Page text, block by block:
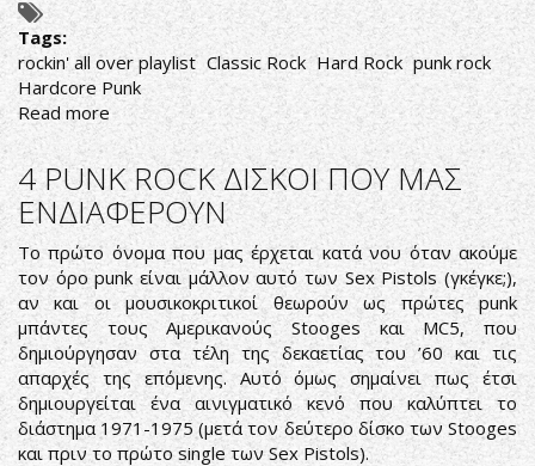
Tags:
rockin' all over playlist Classic Rock Hard Rock punk rock
Hardcore Punk
Read moreabout
ROCKIN'
ALL
OVER
RADIO
SHOW
12/11/18
PLAYLIST
4 PUNK ROCK ΔΙΣΚΟΙ ΠΟΥ ΜΑΣ
ΕΝΔΙΑΦΕΡΟΥΝ
Το πρώτο όνομα που μας έρχεται κατά νου όταν ακούμε
τον όρο punk είναι μάλλον αυτό των Sex Pistols (γκέγκε;),
αν και οι μουσικοκριτικοί θεωρούν ως πρώτες punk
μπάντες τους Αμερικανούς Stooges και MC5, που
δημιούργησαν στα τέλη της δεκαετίας του ’60 και τις
απαρχές της επόμενης. Αυτό όμως σημαίνει πως έτσι
δημιουργείται ένα αινιγματικό κενό που καλύπτει το
διάστημα 1971-1975 (μετά τον δεύτερο δίσκο των Stooges
και πριν το πρώτο single των Sex Pistols).